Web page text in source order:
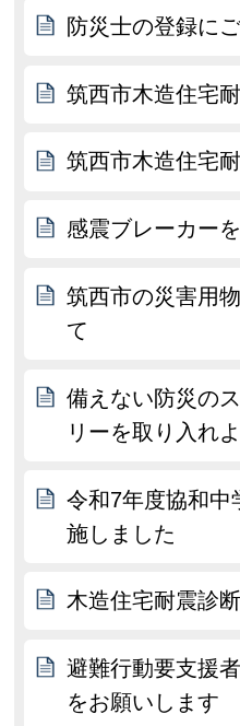
防災士の登録に
筑西市木造住宅
筑西市木造住宅
感震ブレーカー
筑西市の災害用
て
備えない防災の
リーを取り入れ
令和7年度協和中
施しました
木造住宅耐震診
避難行動要支援
をお願いします